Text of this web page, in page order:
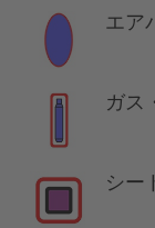
エア
ガス
シー